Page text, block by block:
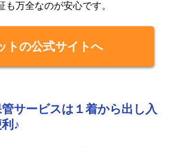
も万全なのが安心です。
トの公式サイトへ
サービスは１着から出し入
♪